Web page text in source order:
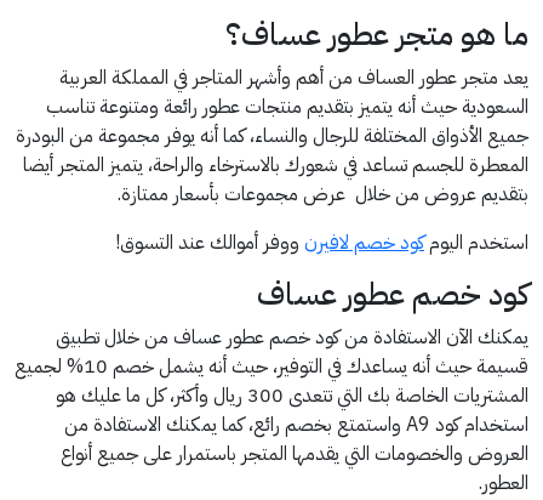
ما هو متجر عطور عساف؟
يعد متجر عطور العساف من أهم وأشهر المتاجر في المملكة العربية
السعودية حيث أنه يتميز بتقديم منتجات عطور رائعة ومتنوعة تناسب
جميع الأذواق المختلفة للرجال والنساء، كما أنه يوفر مجموعة من البودرة
المعطرة للجسم تساعد في شعورك بالاسترخاء والراحة، يتميز المتجر أيضا
بتقديم عروض من خلال عرض مجموعات بأسعار ممتازة.
استخدم اليومكود خصم لافيرن ووفر أموالك عند التسوق!
كود خصم عطور عساف
يمكنك الآن الاستفادة من كود خصم عطور عساف من خلال تطبيق
قسيمة حيث أنه يساعدك في التوفير، حيث أنه يشمل خصم 10% لجميع
المشتريات الخاصة بك التي تتعدى 300 ريال وأكثر، كل ما عليك هو
استخدام كود A9 واستمتع بخصم رائع، كما يمكنك الاستفادة من
العروض والخصومات التي يقدمها المتجر باستمرار على جميع أنواع
العطور.